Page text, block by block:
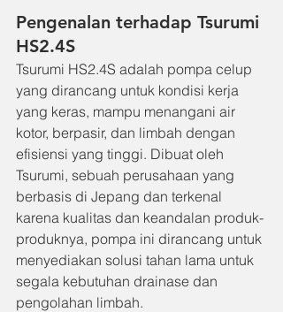
Pengenalan terhadap Tsurumi
HS2.4S
Tsurumi HS2.4S adalah pompa celup
yang dirancang untuk kondisi kerja
yang keras, mampu menangani air
kotor, berpasir, dan limbah dengan
efisiensi yang tinggi. Dibuat oleh
Tsurumi, sebuah perusahaan yang
berbasis di Jepang dan terkenal
karena kualitas dan keandalan produk-
produknya, pompa ini dirancang untuk
menyediakan solusi tahan lama untuk
segala kebutuhan drainase dan
pengolahan limbah.